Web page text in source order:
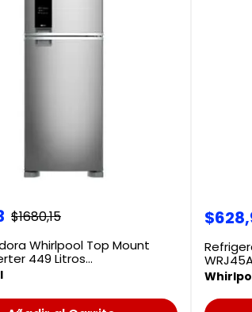
$1680,15
Whirlpool Top Mount
Litros
$628,